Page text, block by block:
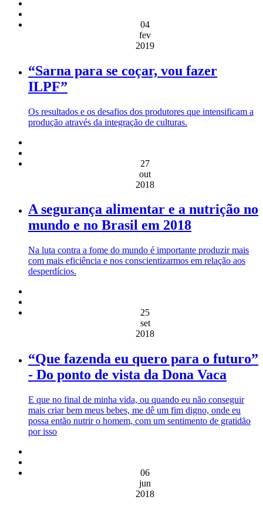
04
fev
2019
“Sarna para se coçar, vou fazer
ILPF”
Os resultados e os desafios dos produtores que intensificam a
produção através da integração de culturas.
27
out
2018
A segurança alimentar e a nutrição no
mundo e no Brasil em 2018
Na luta contra a fome do mundo é importante produzir mais
com mais eficiência e nos conscientizarmos em relação aos
desperdícios.
25
set
2018
“Que fazenda eu quero para o futuro”
- Do ponto de vista da Dona Vaca
E que no final de minha vida, ou quando eu não conseguir
mais criar bem meus bebes, me dê um fim digno, onde eu
possa então nutrir o homem, com um sentimento de gratidão
por isso
06
jun
2018